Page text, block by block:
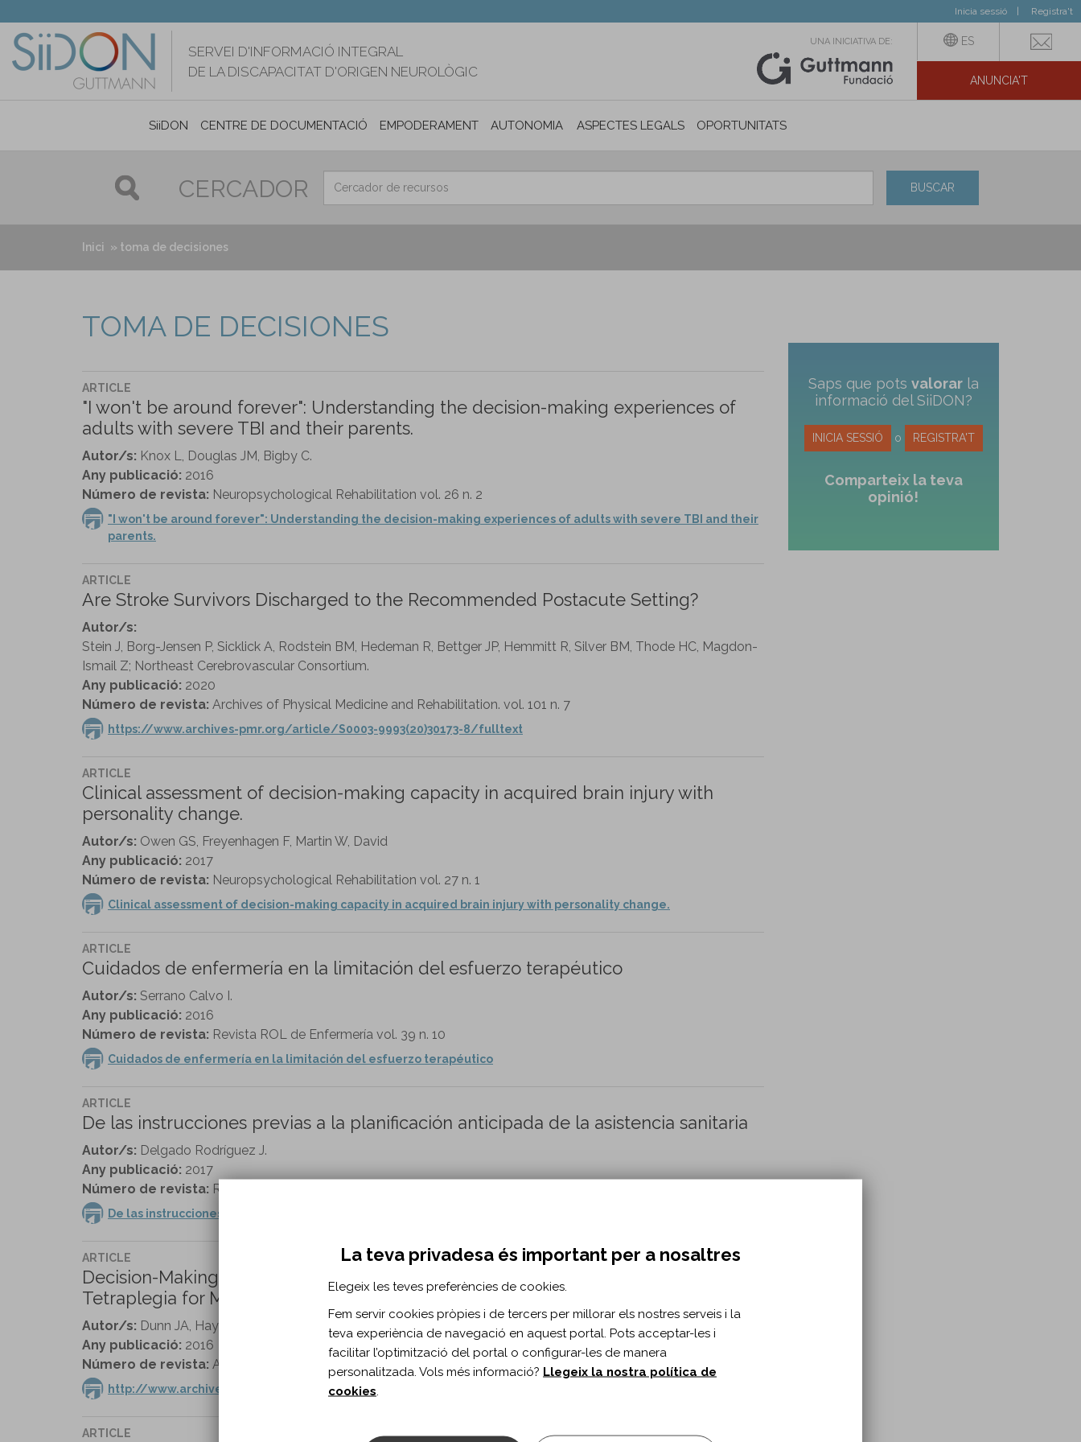
contingut
Inicia sessió Registra't
SERVEI D'INFORMACIÓ INTEGRAL
DE LA DISCAPACITAT D'ORIGEN NEUROLÒGIC
UNA INICIATIVA DE: ES
ANUNCIA'T
SiiDON CENTRE DE DOCUMENTACIÓ EMPODERAMENT AUTONOMIA PERSONAL I INCLUSIÓ SOCIAL
ASPECTES LEGALS OPORTUNITATS
CERCADOR BUSCAR
Inici toma de decisiones
TOMA DE DECISIONES
ARTICLE
"I won't be around forever": Understanding the decision-making experiences of
adults with severe TBI and their parents.
Autor/s: Knox L, Douglas JM, Bigby C.
Any publicació: 2016
Número de revista: Neuropsychological Rehabilitation vol. 26 n. 2
"I won't be around forever": Understanding the decision-making experiences of adults with severe TBI and their
parents.
ARTICLE
Are Stroke Survivors Discharged to the Recommended Postacute Setting?
Autor/s:
Stein J, Borg-Jensen P, Sicklick A, Rodstein BM, Hedeman R, Bettger JP, Hemmitt R, Silver BM, Thode HC, Magdon-
Ismail Z; Northeast Cerebrovascular Consortium.
Any publicació: 2020
Número de revista: Archives of Physical Medicine and Rehabilitation. vol. 101 n. 7
https://www.archives-pmr.org/article/S0003-9993(20)30173-8/fulltext
ARTICLE
Clinical assessment of decision-making capacity in acquired brain injury with
personality change.
Autor/s: Owen GS, Freyenhagen F, Martin W, David
Any publicació: 2017
Número de revista: Neuropsychological Rehabilitation vol. 27 n. 1
Clinical assessment of decision-making capacity in acquired brain injury with personality change.
ARTICLE
Cuidados de enfermería en la limitación del esfuerzo terapéutico
Autor/s: Serrano Calvo I.
Any publicació: 2016
Número de revista: Revista ROL de Enfermería vol. 39 n. 10
Cuidados de enfermería en la limitación del esfuerzo terapéutico
ARTICLE
De las instrucciones previas a la planificación anticipada de la asistencia sanitaria
Autor/s: Delgado Rodríguez J.
Any publicació: 2017
Número de revista: Revista ROL de Enfermería vol. 40 n. 2
De las instrucciones previas A la planificación anticipada de la asistencia sanitaria
ARTICLE
Decision-Making About Upper Limb Tendon Transfer Surgery by People With
Tetraplegia for More Than 10 Years
Autor/s: Dunn JA, Hay-Smith EJ, Keeling S, Sinnott KA.
Any publicació: 2016
Número de revista: Arch Phys Med Rehabil. vol. 97 n. 6 Suppl
http://www.archives-pmr.org/article/S0003-9993(16)00178-7/fulltext
ARTICLE
Saps que pots valorarla
informació del SiiDON?
INICIA SESSIÓ o REGISTRA'T
Comparteix la teva
opinió!
La teva privadesa és important per a nosaltres
Elegeix les teves preferències de cookies.
Fem servir cookies pròpies i de tercers per millorar els nostres serveis i la
teva experiència de navegació en aquest portal. Pots acceptar-les i
facilitar l’optimització del portal o configurar-les de manera
personalitzada. Vols més informació? Llegeix la nostra política de
cookies